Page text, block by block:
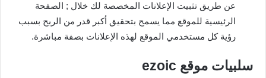
عن طريق تثبيت الإعلانات المخصصة لك خلال ; الصفحة
الرئيسية للموقع مما يسمح بتحقيق أكبر قدر من الربح بسبب
رؤية كل مستخدمي الموقع لهذه الإعلانات بصفة مباشرة.
سلبيات موقع ezoic